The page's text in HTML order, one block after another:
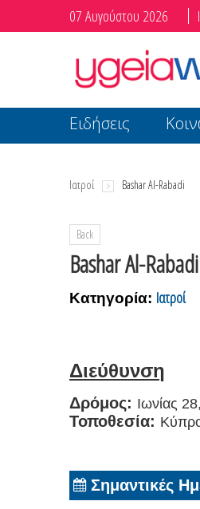
07 Αυγούστου 2026
Ειδήσεις
Ιατροί Bashar Al-Rabadi
Back
Bashar Al-Rabadi
Κατηγορία: Ιατροί
Διεύθυνση
Δρόμος: Ιωνίας
Τοποθεσία:
Σημαντικές